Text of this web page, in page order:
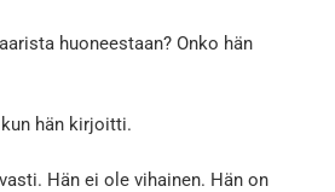
huoneestaan? Onko hän
hän kirjoitti.
Hän ei ole vihainen. Hän on